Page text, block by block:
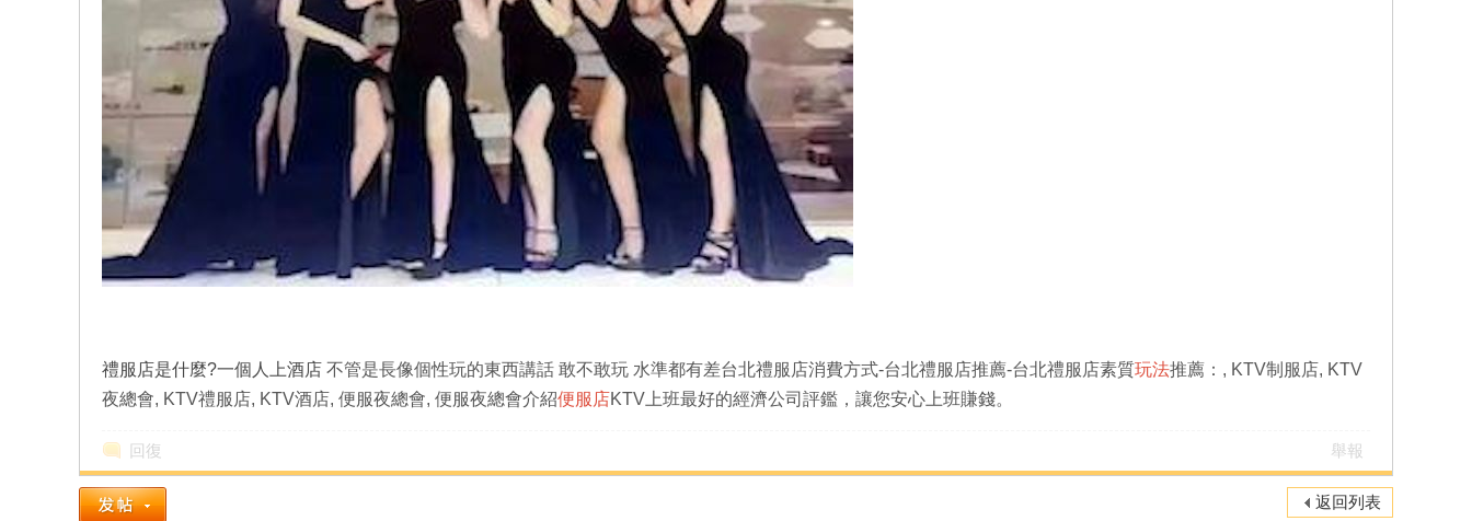
禮服店是什麼?一個人上酒店 不管是長像個性玩的東西講話 敢不敢玩 水準都有差台北禮服店消費方式-台北禮服店推薦-台北禮服店素質玩法推薦： , KTV制服店, KTV
夜總會, KTV禮服店, KTV酒店, 便服夜總會, 便服夜總會介紹便服店KTV 上班最好的經濟公司評鑑，讓您安心上班賺錢。
回復 舉報
返回列表